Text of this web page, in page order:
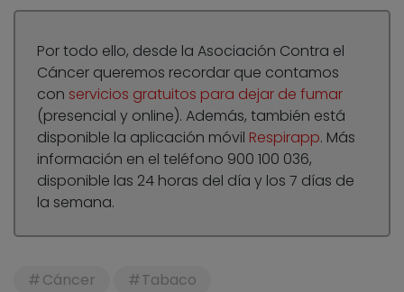
Por todo ello, desde la Asociación Contra el
Cáncer queremos recordar que contamos
con servicios gratuitos para dejar de fumar
(presencial y online). Además, también está
disponible la aplicación móvil Respirapp. Más
información en el teléfono 900 100 036,
disponible las 24 horas del día y los 7 días de
la semana.
Cáncer Tabaco